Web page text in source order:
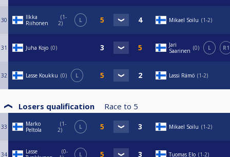
30
Ilkka
Riihonen
1-
2
L Mikael Soilu 1-2
31 Juha Kojo 0
Jari
Saarinen
0 L R1
32 Lasse Koukku 0 L Lassi Rämö 1-2
Losers qualification Race to 5
33
Marko
Peltola
1-
2
L Mikael Soilu 1-2
34
Lasse
0-
L Tuomas Elo 1-2